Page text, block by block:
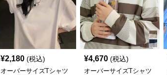
¥2,180 (税込)
オーバーサイズTシャツ
¥4,670 (税込)
オーバーサイズTシャツ